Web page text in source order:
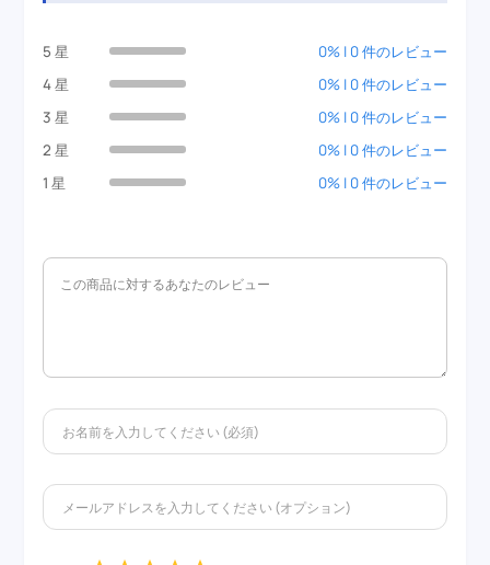
5 星
0% | 0 件のレビュー
4 星
0% | 0 件のレビュー
3 星
0% | 0 件のレビュー
2 星
0% | 0 件のレビュー
1 星
0% | 0 件のレビュー